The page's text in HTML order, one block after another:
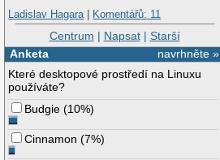
Ladislav Hagara| Komentářů: 11
Centrum | Napsat| Starší
navrhněte »
Anketa
Které desktopové prostředí na Linuxu
používáte?
Budgie (10%)
Cinnamon (7%)